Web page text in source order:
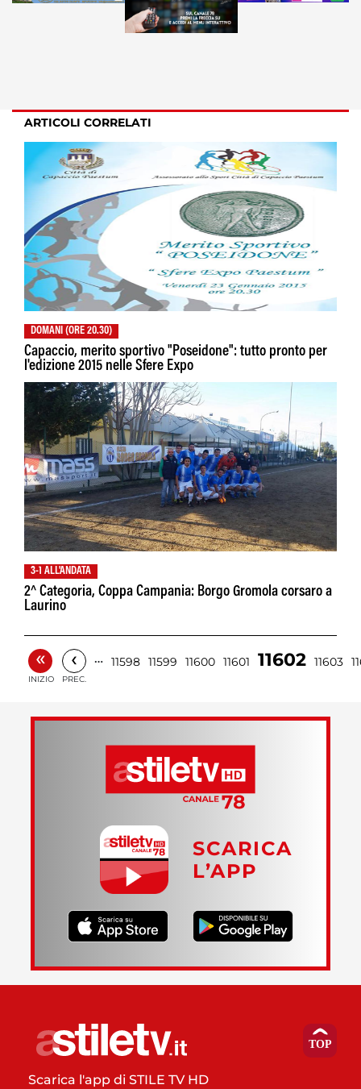
ARTICOLI CORRELATI
DOMANI (ORE 20.30)
Capaccio, merito sportivo "Poseidone": tutto pronto per
l'edizione 2015 nelle Sfere Expo
3-1 ALL'ANDATA
2^ Categoria, Coppa Campania: Borgo Gromola corsaro a
Laurino
«
INIZIO
‹
PREC.
… 11598 11599 11600 11601 11602 11603
SCARICA
L’APP
Scarica l'app di STILE TV HD